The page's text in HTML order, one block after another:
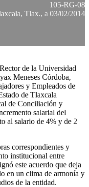
105-RG-08
Tlax., a 03/02/2014
de la Universidad
Meneses Córdoba,
y Empleados de
de Tlaxcala
de Conciliación y
salarial del
al salario de 4% y de 2
correspondientes y
institucional entre
este acuerdo que deja
en un clima de armonía y
de la entidad.